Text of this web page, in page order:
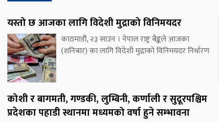
यस्तो छ आजका लागि विदेशी मुद्राको विनिमयदर
काठमाडौं, २३ साउन । नेपाल राष्ट्र बैङ्कले आजका
(शनिबार) का लागि विदेशी मुद्राको विनिमयदर निर्धारण
कोशी र बागमती, गण्डकी, लुम्बिनी, कर्णाली र सुदूरपश्चिम
प्रदेशका पहाडी स्थानमा मध्यमको वर्षा हुने सम्भावना